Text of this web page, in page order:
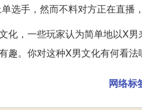
选手，然而不料对方正在直播
化，一些玩家认为简单地以X
趣。你对这种X男文化有何看法
网络标